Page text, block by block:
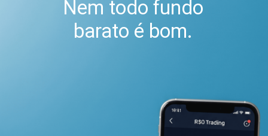
Nem todo fundo
barato é bom.